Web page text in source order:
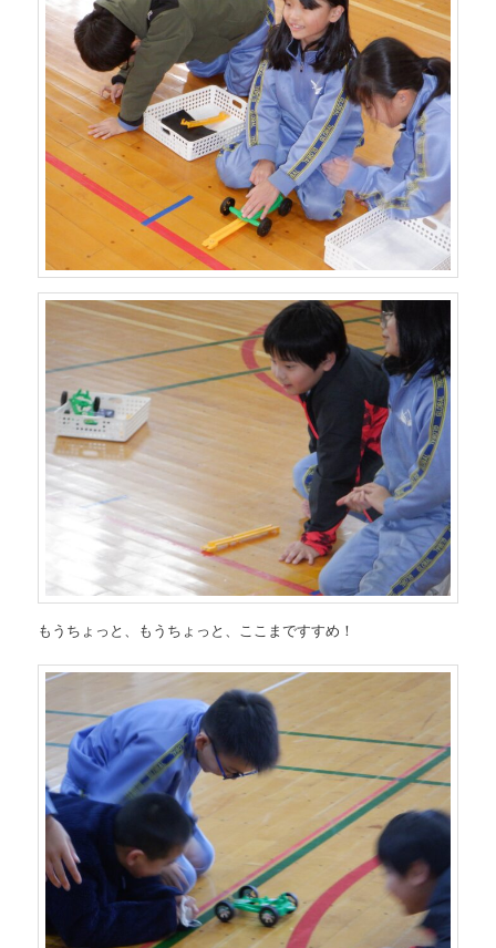
もうちょっと、もうちょっと、ここまですすめ！